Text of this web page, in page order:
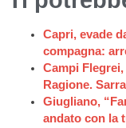
Capri, evade
compagna:
Campi
Ragione.
Giugliano,
andato con la